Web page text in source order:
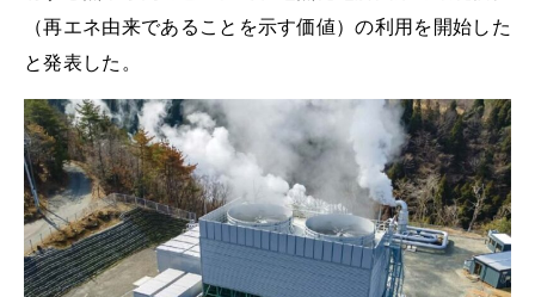
（再エネ由来であることを示す価値）の利用を開始した
と発表した。